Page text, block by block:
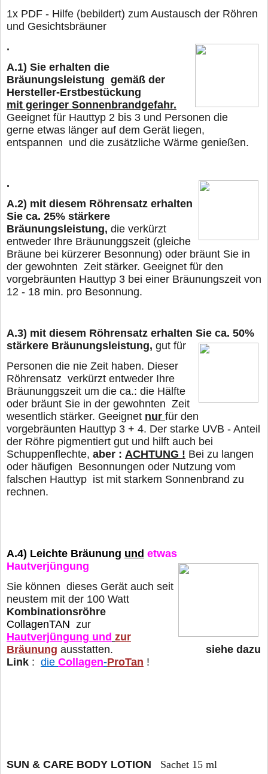
1x PDF - Hilfe (bebildert) zum Austausch der Röhren
und Gesichtsbräuner
.
A.1) Sie erhalten die
Bräunungsleistung gemäß der
Hersteller-Erstbestückung
mit geringer Sonnenbrandgefahr.
Geeignet für Hauttyp 2 bis 3 und Personen die
gerne etwas länger auf dem Gerät liegen,
entspannen und die zusätzliche Wärme genießen.
.
A.2) mit diesem Röhrensatz erhalten
Sie ca. 25% stärkere
Bräunungsleistung, die verkürzt
entweder Ihre Bräununggszeit (gleiche
Bräune bei kürzerer Besonnung) oder bräunt Sie in
der gewohnten Zeit stärker. Geeignet für den
vorgebräunten Hauttyp 3 bei einer Bräunungszeit von
12 - 18 min. pro Besonnung.
A.3) mit diesem Röhrensatz erhalten Sie ca. 50%
stärkere Bräunungsleistung, gut für
Personen die nie Zeit haben. Dieser
Röhrensatz verkürzt entweder Ihre
Bräununggszeit um die ca.: die Hälfte
oder bräunt Sie in der gewohnten Zeit
wesentlich stärker. Geeignet nur für den
vorgebräunten Hauttyp 3 + 4. Der starke UVB - Anteil
der Röhre pigmentiert gut und hilft auch bei
Schuppenflechte, aber : ACHTUNG ! Bei zu langen
oder häufigen Besonnungen oder Nutzung vom
falschen Hauttyp ist mit starkem Sonnenbrand zu
rechnen.
A.4) Leichte Bräunung und etwas
Hautverjüngung
Sie können dieses Gerät auch seit
neustem mit der 100 Watt
Kombinationsröhre
CollagenTAN zur
Hautverjüngung und zur
Bräunung ausstatten. siehe dazu
Link : die Collagen-ProTan !
SUN & CARE BODY LOTION Sachet 15 ml